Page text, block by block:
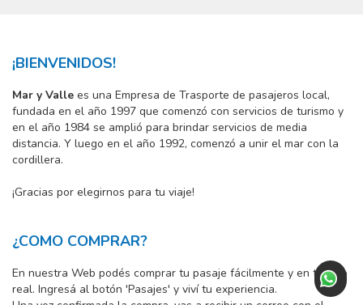
¡BIENVENIDOS!
Mar y Valle es una Empresa de Trasporte de pasajeros local,
fundada en el año 1997 que comenzó con servicios de turismo y
en el año 1984 se amplió para brindar servicios de media
distancia. Y luego en el año 1992, comenzó a unir el mar con la
cordillera.
¡Gracias por elegirnos para tu viaje!
¿COMO COMPRAR?
En nuestra Web podés comprar tu pasaje fácilmente y en tiempo
real. Ingresá al botón 'Pasajes' y viví tu experiencia.